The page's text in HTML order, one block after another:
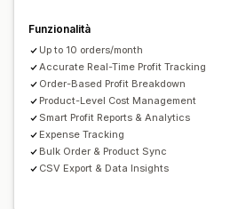
Detrazioni fiscali
Aggiornamenti delle scorte
Multicanale
Sincronizzazione dei dati
Riepilogo delle vendite giornaliere
Transazioni
Accrediti Clienti
Sincronizzazione delle scorte in
Funzionalità
Up to 10 orders/month
Accurate Real-Time Profit Tracking
Order-Based Profit Breakdown
Product-Level Cost Management
Smart Profit Reports & Analytics
Expense Tracking
Bulk Order & Product Sync
CSV Export & Data Insights